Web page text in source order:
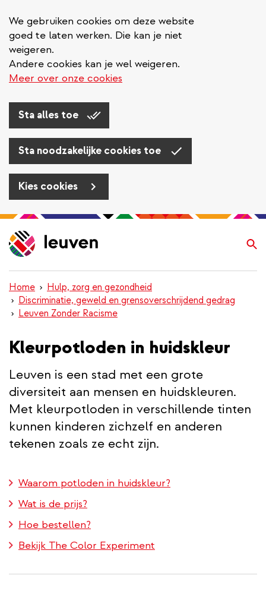
We gebruiken cookies om deze website
goed te laten werken. Die kan je niet
weigeren.
Andere cookies kan je wel weigeren.
Meer over onze cookies
Sta alles toe
Sta noodzakelijke cookies toe
Kies cookies
Overslaan
en
naar
inhoud
gaan
Home
Hulp, zorg en gezondheid
Discriminatie, geweld en grensoverschrijdend gedrag
Leuven Zonder Racisme
Kleurpotloden in huidskleur
Leuven is een stad met een grote
diversiteit aan mensen en huidskleuren.
Met kleurpotloden in verschillende tinten
kunnen kinderen zichzelf en anderen
tekenen zoals ze echt zijn.
Waarom potloden in huidskleur?
Wat is de prijs?
Hoe bestellen?
Bekijk The Color Experiment